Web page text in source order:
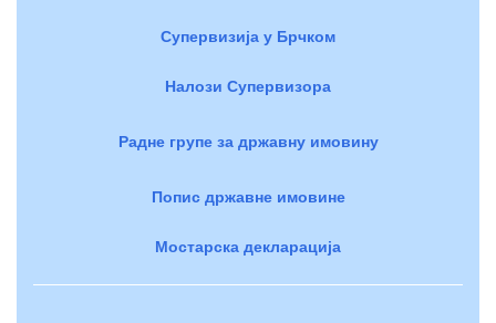
Супервизија у Брчком
Налози Супервизора
Радне групе за државну имовину
Попис државне имовине
Мостарска декларација